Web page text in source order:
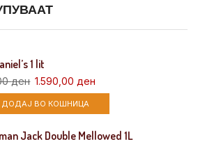
1 lit
ден 1.590,00 ден
ДОДАЈ ВО КОШНИЦА
Jack Double Mellowed 1L